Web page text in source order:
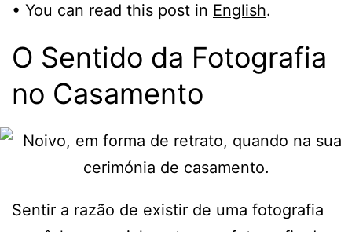
• You can read this post in English.
O Sentido da Fotografia
no Casamento
Sentir a razão de existir de uma fotografia